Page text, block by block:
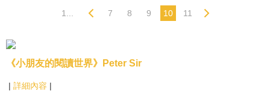
1... 7 8 9 10 11
《小朋友的閱讀世界》Peter Sir
| 詳細內容 |